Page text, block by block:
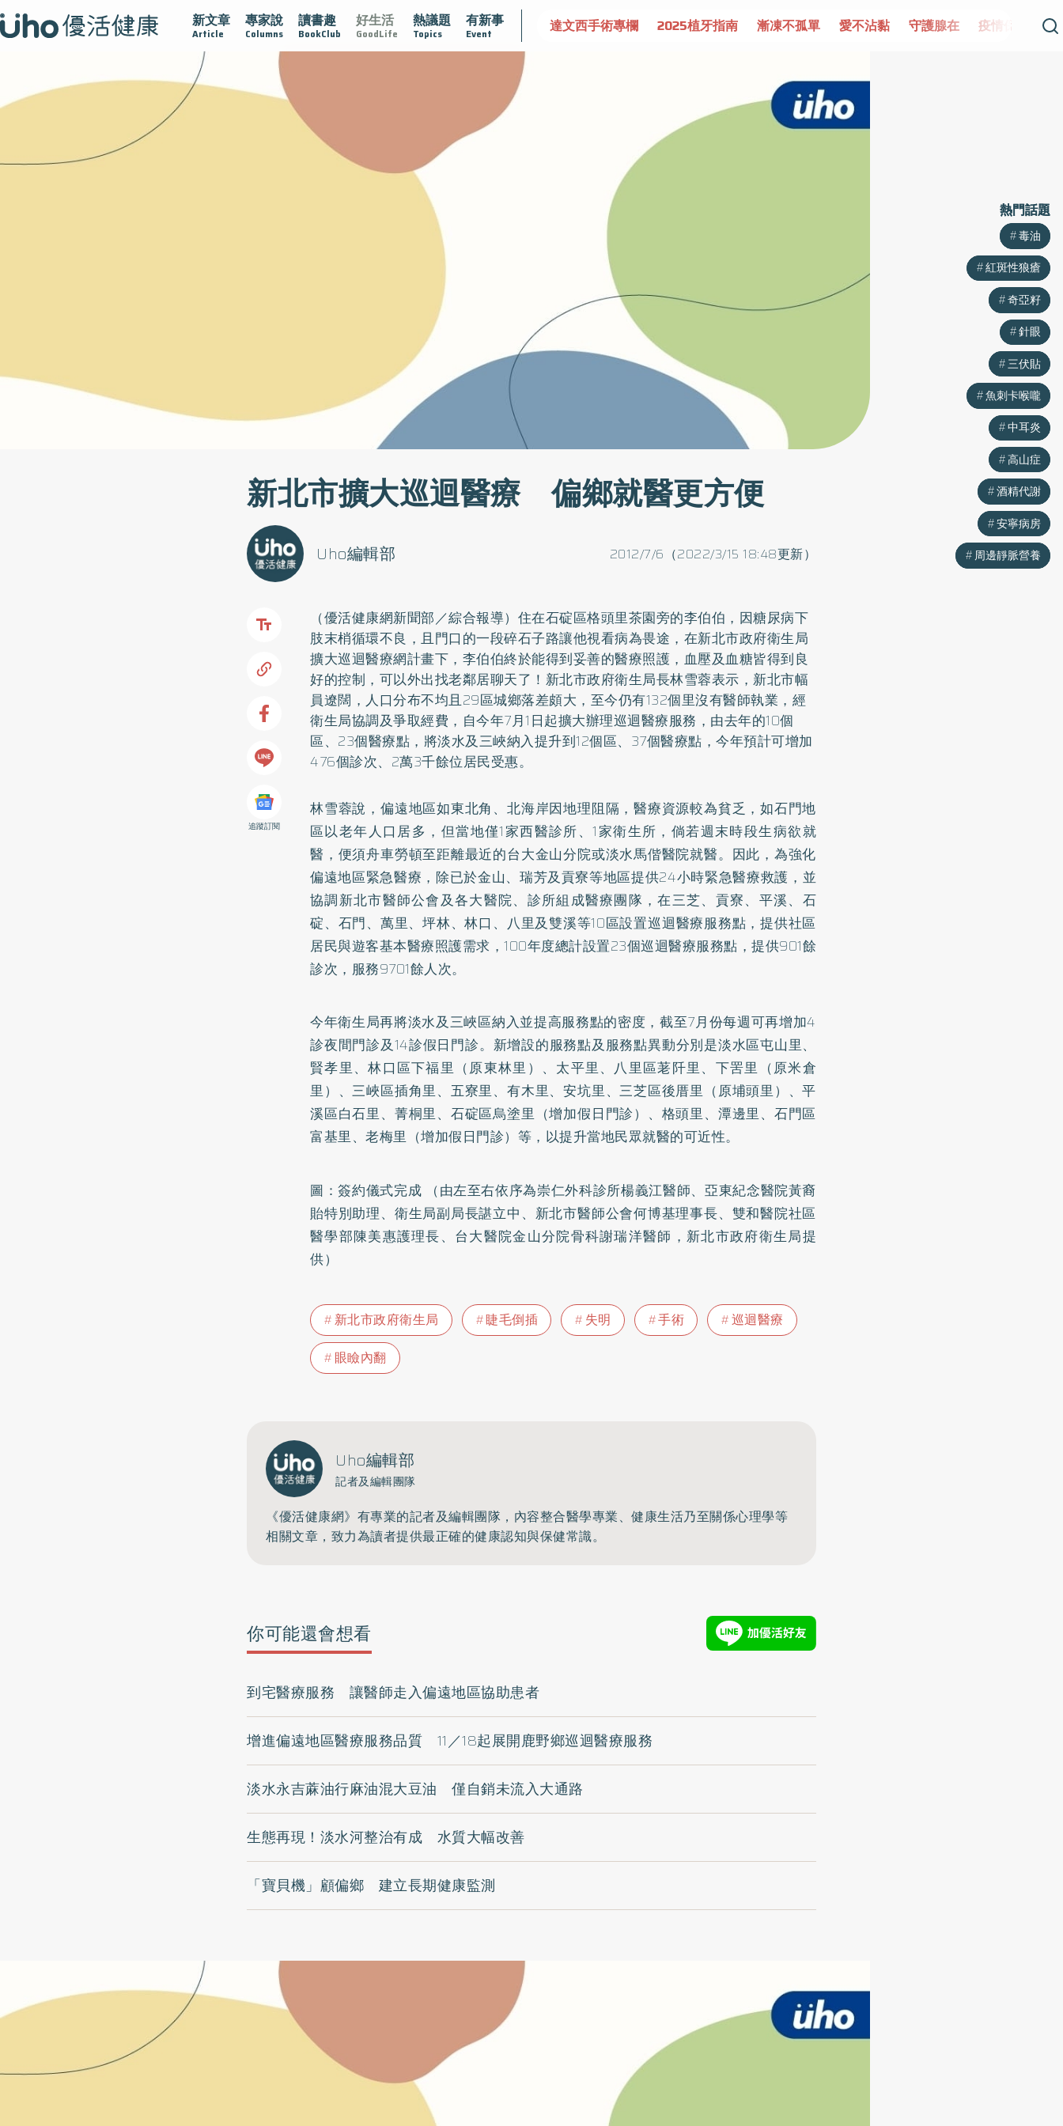
新文章
Article
專家說
Columns
讀書趣
BookClub
好生活
GoodLife
熱議題
Topics
有新事
Event
疫情保衛戰 再生醫學 愛的未來視 認識攝護腺肥大 守護骨骼健康 達文西手術專欄 2025植牙指南 漸凍不孤單 愛不沾黏 守護腺在 疫情保衛戰 再生醫學 愛的
新北市擴大巡迴醫療 偏鄉就醫更方便
2012/7/6（2022/3/15 18:48更新）
Uho編輯部
追蹤訂閱
（優活健康網新聞部／綜合報導）住在石碇區格頭里茶園旁的李伯伯，因糖尿病下
肢末梢循環不良，且門口的一段碎石子路讓他視看病為畏途，在新北市政府衛生局
擴大巡迴醫療網計畫下，李伯伯終於能得到妥善的醫療照護，血壓及血糖皆得到良
好的控制，可以外出找老鄰居聊天了！新北市政府衛生局長林雪蓉表示，新北市幅
員遼闊，人口分布不均且29區城鄉落差頗大，至今仍有132個里沒有醫師執業，經
衛生局協調及爭取經費，自今年7月1日起擴大辦理巡迴醫療服務，由去年的10個
區、23個醫療點，將淡水及三峽納入提升到12個區、37個醫療點，今年預計可增加
476個診次、2萬3千餘位居民受惠。
林雪蓉說，偏遠地區如東北角、北海岸因地理阻隔，醫療資源較為貧乏，如石門地
區以老年人口居多，但當地僅1家西醫診所、1家衛生所，倘若週末時段生病欲就
醫，便須舟車勞頓至距離最近的台大金山分院或淡水馬偕醫院就醫。因此，為強化
偏遠地區緊急醫療，除已於金山、瑞芳及貢寮等地區提供24小時緊急醫療救護，並
協調新北市醫師公會及各大醫院、診所組成醫療團隊，在三芝、貢寮、平溪、石
碇、石門、萬里、坪林、林口、八里及雙溪等10區設置巡迴醫療服務點，提供社區
居民與遊客基本醫療照護需求，100年度總計設置23個巡迴醫療服務點，提供901餘
診次，服務9701餘人次。
今年衛生局再將淡水及三峽區納入並提高服務點的密度，截至7月份每週可再增加4
診夜間門診及14診假日門診。新增設的服務點及服務點異動分別是淡水區屯山里、
賢孝里、林口區下福里（原東林里）、太平里、八里區荖阡里、下罟里（原米倉
里）、三峽區插角里、五寮里、有木里、安坑里、三芝區後厝里（原埔頭里）、平
溪區白石里、菁桐里、石碇區烏塗里（增加假日門診）、格頭里、潭邊里、石門區
富基里、老梅里（增加假日門診）等，以提升當地民眾就醫的可近性。
圖：簽約儀式完成 （由左至右依序為崇仁外科診所楊義江醫師、亞東紀念醫院黃裔
貽特別助理、衛生局副局長諶立中、新北市醫師公會何博基理事長、雙和醫院社區
醫學部陳美惠護理長、台大醫院金山分院骨科謝瑞洋醫師，新北市政府衛生局提
供）
新北市政府衛生局 睫毛倒插 失明 手術
巡迴醫療
眼瞼內翻
Uho編輯部
記者及編輯團隊
《優活健康網》有專業的記者及編輯團隊，內容整合醫學專業、健康生活乃至關係心理學等
相關文章，致力為讀者提供最正確的健康認知與保健常識。
你可能還會想看
到宅醫療服務 讓醫師走入偏遠地區協助患者
增進偏遠地區醫療服務品質 11／18起展開鹿野鄉巡迴醫療服務
淡水永吉蔴油行麻油混大豆油 僅自銷未流入大通路
生態再現！淡水河整治有成 水質大幅改善
「寶貝機」顧偏鄉 建立長期健康監測
熱門話題
毒油
紅斑性狼瘡
奇亞籽
針眼
三伏貼
魚刺卡喉嚨
中耳炎
高山症
酒精代謝
安寧病房
周邊靜脈營養
熱門話題
毒油
紅斑性狼瘡
奇亞籽
針眼
三伏貼
魚刺卡喉嚨
中耳炎
高山症
酒精代謝
安寧病房
周邊靜脈營養